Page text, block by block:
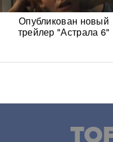
Опубликован новый
трейлер "Астрала 6"